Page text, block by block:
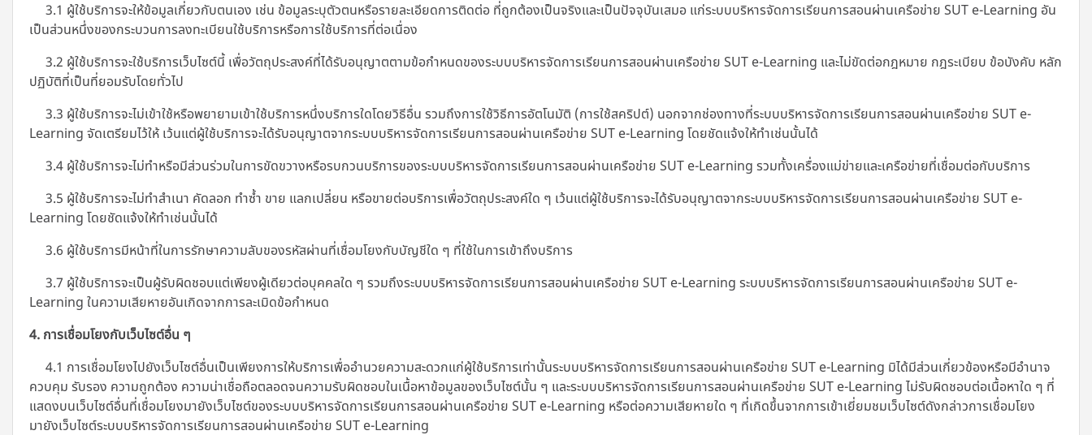
3.1 ผู้ใช้บริการจะให้ข้อมูลเกี่ยวกับตนเอง เช่น ข้อมูลระบุตัวตนหรือรายละเอียดการติดต่อ ที่ถูกต้องเป็นจริงและเป็นปัจจุบันเสมอ แก่ระบบบริหารจัดการเรียนการสอนผ่านเครือข่าย SUT e-Learning อัน
เป็นส่วนหนึ่งของกระบวนการลงทะเบียนใช้บริการหรือการใช้บริการที่ต่อเนื่อง
3.2 ผู้ใช้บริการจะใช้บริการเว็บไซต์นี้ เพื่อวัตถุประสงค์ที่ได้รับอนุญาตตามข้อกำหนดของระบบบริหารจัดการเรียนการสอนผ่านเครือข่าย SUT e-Learning และไม่ขัดต่อกฎหมาย กฎระเบียบ ข้อบังคับ หลัก
ปฏิบัติที่เป็นที่ยอมรับโดยทั่วไป
3.3 ผู้ใช้บริการจะไม่เข้าใช้หรือพยายามเข้าใช้บริการหนึ่งบริการใดโดยวิธีอื่น รวมถึงการใช้วิธีการอัตโนมัติ (การใช้สคริปต์) นอกจากช่องทางที่ระบบบริหารจัดการเรียนการสอนผ่านเครือข่าย SUT e-
Learning จัดเตรียมไว้ให้ เว้นแต่ผู้ใช้บริการจะได้รับอนุญาตจากระบบบริหารจัดการเรียนการสอนผ่านเครือข่าย SUT e-Learning โดยชัดแจ้งให้ทำเช่นนั้นได้
3.4 ผู้ใช้บริการจะไม่ทำหรือมีส่วนร่วมในการขัดขวางหรือรบกวนบริการของระบบบริหารจัดการเรียนการสอนผ่านเครือข่าย SUT e-Learning รวมทั้งเครื่องแม่ข่ายและเครือข่ายที่เชื่อมต่อกับบริการ
3.5 ผู้ใช้บริการจะไม่ทำสำเนา คัดลอก ทำซ้ำ ขาย แลกเปลี่ยน หรือขายต่อบริการเพื่อวัตถุประสงค์ใด ๆ เว้นแต่ผู้ใช้บริการจะได้รับอนุญาตจากระบบบริหารจัดการเรียนการสอนผ่านเครือข่าย SUT e-
Learning โดยชัดแจ้งให้ทำเช่นนั้นได้
3.6 ผู้ใช้บริการมีหน้าที่ในการรักษาความลับของรหัสผ่านที่เชื่อมโยงกับบัญชีใด ๆ ที่ใช้ในการเข้าถึงบริการ
3.7 ผู้ใช้บริการจะเป็นผู้รับผิดชอบแต่เพียงผู้เดียวต่อบุคคลใด ๆ รวมถึงระบบบริหารจัดการเรียนการสอนผ่านเครือข่าย SUT e-Learning ระบบบริหารจัดการเรียนการสอนผ่านเครือข่าย SUT e-
Learning ในความเสียหายอันเกิดจากการละเมิดข้อกำหนด
4. การเชื่อมโยงกับเว็บไซต์อื่น ๆ
4.1 การเชื่อมโยงไปยังเว็บไซต์อื่นเป็นเพียงการให้บริการเพื่ออำนวยความสะดวกแก่ผู้ใช้บริการเท่านั้นระบบบริหารจัดการเรียนการสอนผ่านเครือข่าย SUT e-Learning มิได้มีส่วนเกี่ยวข้องหรือมีอำนาจ
ควบคุม รับรอง ความถูกต้อง ความน่าเชื่อถือตลอดจนความรับผิดชอบในเนื้อหาข้อมูลของเว็บไซต์นั้น ๆ และระบบบริหารจัดการเรียนการสอนผ่านเครือข่าย SUT e-Learning ไม่รับผิดชอบต่อเนื้อหาใด ๆ ที่
แสดงบนเว็บไซต์อื่นที่เชื่อมโยงมายังเว็บไซต์ของระบบบริหารจัดการเรียนการสอนผ่านเครือข่าย SUT e-Learning หรือต่อความเสียหายใด ๆ ที่เกิดขึ้นจากการเข้าเยี่ยมชมเว็บไซต์ดังกล่าวการเชื่อมโยง
มายังเว็บไซต์ระบบบริหารจัดการเรียนการสอนผ่านเครือข่าย SUT e-Learning